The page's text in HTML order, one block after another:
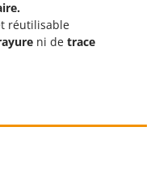
réutilisable
ni de trace